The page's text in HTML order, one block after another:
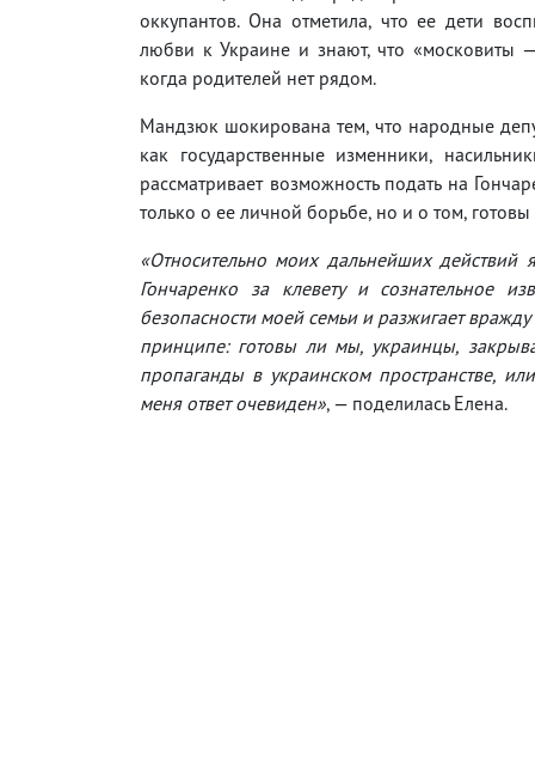
оккупантов. Она отметила, что ее дети
любви к Украине и знают, что «московиты
когда родителей нет рядом.
Мандзюк шокирована тем, что народные
как государственные изменники,
рассматривает возможность подать на
только о ее личной борьбе, но и о том,
«Относительно моих дальнейших действий
Гончаренко за клевету и сознательное
безопасности моей семьи и разжигает
принципе: готовы ли мы, украинцы,
пропаганды в украинском пространстве,
меня ответ очевиден», — поделилась Елена.